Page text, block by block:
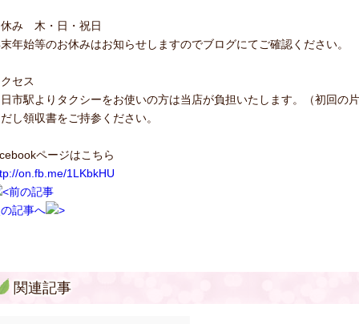
み 木・日・祝日
年始等のお休みはお知らせしますのでブログにてご確認ください。
セス
市駅よりタクシーをお使いの方は当店が負担いたします。（初回の片
し領収書をご持参ください。
ページはこちら
on.fb.me/1LKbkHU
前の記事
記事へ
関連記事